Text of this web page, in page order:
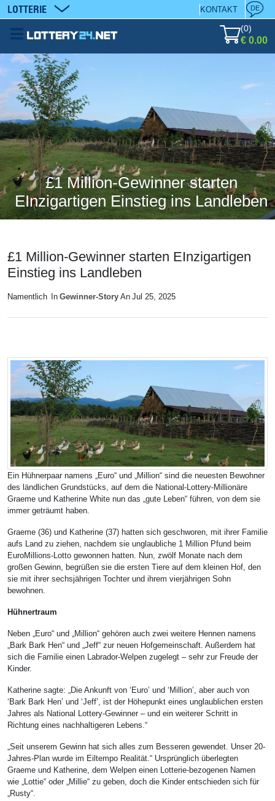
LOTTERIE KONTAKT DE
(0)
€ 0.00
£1 Million-Gewinner starten
EInzigartigen Einstieg ins Landleben
£1 Million-Gewinner starten EInzigartigen
Einstieg ins Landleben
Namentlich In Gewinner-Story An Jul 25, 2025
Ein Hühnerpaar namens „Euro“ und „Million“ sind die neuesten Bewohner
des ländlichen Grundstücks, auf dem die National-Lottery-Millionäre
Graeme und Katherine White nun das „gute Leben“ führen, von dem sie
immer geträumt haben.
Graeme (36) und Katherine (37) hatten sich geschworen, mit ihrer Familie
aufs Land zu ziehen, nachdem sie unglaubliche 1 Million Pfund beim
EuroMillions-Lotto gewonnen hatten. Nun, zwölf Monate nach dem
großen Gewinn, begrüßen sie die ersten Tiere auf dem kleinen Hof, den
sie mit ihrer sechsjährigen Tochter und ihrem vierjährigen Sohn
bewohnen.
Hühnertraum
Neben „Euro“ und „Million“ gehören auch zwei weitere Hennen namens
„Bark Bark Hen“ und „Jeff“ zur neuen Hofgemeinschaft. Außerdem hat
sich die Familie einen Labrador-Welpen zugelegt – sehr zur Freude der
Kinder.
Katherine sagte: „Die Ankunft von ‘Euro’ und ‘Million’, aber auch von
‘Bark Bark Hen’ und ‘Jeff’, ist der Höhepunkt eines unglaublichen ersten
Jahres als National Lottery-Gewinner – und ein weiterer Schritt in
Richtung eines nachhaltigeren Lebens.“
„Seit unserem Gewinn hat sich alles zum Besseren gewendet. Unser 20-
Jahres-Plan wurde im Eiltempo Realität.“ Ursprünglich überlegten
Graeme und Katherine, dem Welpen einen Lotterie-bezogenen Namen
wie „Lottie“ oder „Millie“ zu geben, doch die Kinder entschieden sich für
„Rusty“.